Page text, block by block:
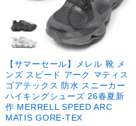
【サマーセール】メレル 靴 メ
ンズ スピード アーク マティス
ゴアテックス 防水 スニーカー
ハイキングシューズ 26春夏新
作 MERRELL SPEED ARC
MATIS GORE-TEX